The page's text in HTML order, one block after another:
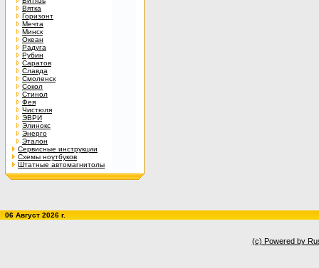
Вятка
Горизонт
Мечта
Минск
Океан
Радуга
Рубин
Саратов
Славда
Смоленск
Сокол
Стинол
Фея
Чистюля
ЭВРИ
Элинокс
Энерго
Эталон
Сервисные инструкции
Схемы ноутбуков
Штатные автомагнитолы
06 Август 2026 г.
(c) Powered by